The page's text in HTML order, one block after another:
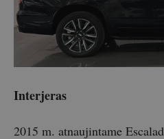
Interjeras
2015 m. atnaujintame